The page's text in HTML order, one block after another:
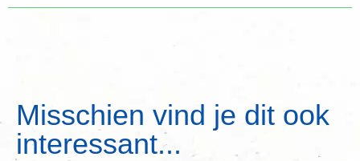
Misschien vind je dit ook
interessant...